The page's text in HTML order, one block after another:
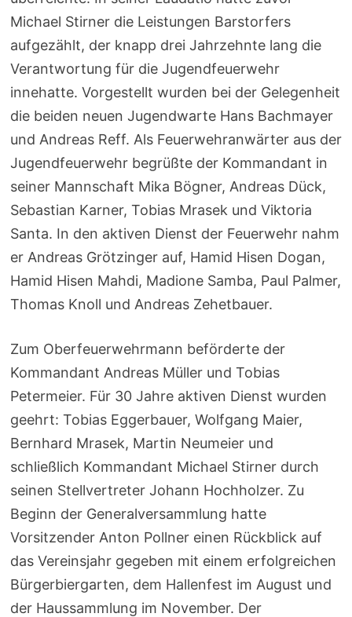
Michael Stirner die Leistungen Barstorfers
aufgezählt, der knapp drei Jahrzehnte lang die
Verantwortung für die Jugendfeuerwehr
innehatte. Vorgestellt wurden bei der Gelegenheit
die beiden neuen Jugendwarte Hans Bachmayer
und Andreas Reff. Als Feuerwehranwärter aus der
Jugendfeuerwehr begrüßte der Kommandant in
seiner Mannschaft Mika Bögner, Andreas Dück,
Sebastian Karner, Tobias Mrasek und Viktoria
Santa. In den aktiven Dienst der Feuerwehr nahm
er Andreas Grötzinger auf, Hamid Hisen Dogan,
Hamid Hisen Mahdi, Madione Samba, Paul Palmer,
Thomas Knoll und Andreas Zehetbauer.
Zum Oberfeuerwehrmann beförderte der
Kommandant Andreas Müller und Tobias
Petermeier. Für 30 Jahre aktiven Dienst wurden
geehrt: Tobias Eggerbauer, Wolfgang Maier,
Bernhard Mrasek, Martin Neumeier und
schließlich Kommandant Michael Stirner durch
seinen Stellvertreter Johann Hochholzer. Zu
Beginn der Generalversammlung hatte
Vorsitzender Anton Pollner einen Rückblick auf
das Vereinsjahr gegeben mit einem erfolgreichen
Bürgerbiergarten, dem Hallenfest im August und
der Haussammlung im November. Der